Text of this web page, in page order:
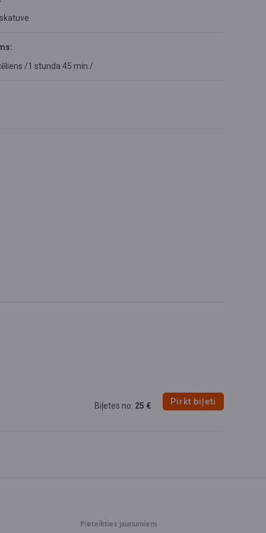
/1 stunda 45 min./
Biļetes no: 25 € Pirkt biļeti
Pieteikties jaunumiem